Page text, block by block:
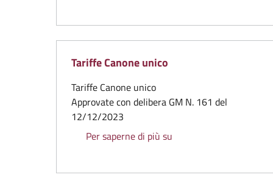
Tariffe Canone unico
Tariffe Canone unico
Approvate con delibera GM N. 161 del
12/12/2023
Per saperne di più su